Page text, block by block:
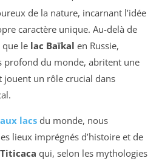
de la nature, incarnant l’idée
caractère unique. Au-delà de
que le lac Baïkal en Russie,
profond du monde, abritent une
jouent un rôle crucial dans
lacs du monde, nous
lieux imprégnés d’histoire et de
qui, selon les mythologies